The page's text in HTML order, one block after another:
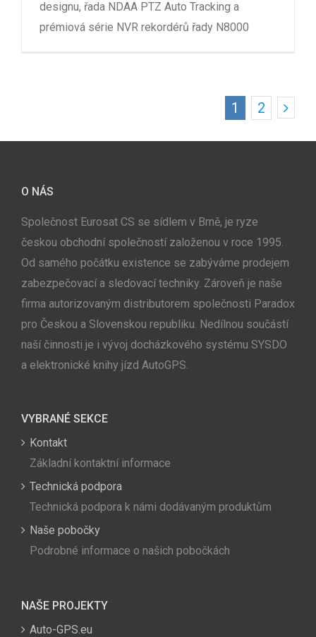
designu, řada NDAA PTZ Auto Tracking a
prémiová série NVR rekordérů řady N8000
1 2
O NÁS
Společnost Eurosat CS se sídlem v Brně, je ryze
českou obchodní společností založenou v roce 1995.
Od samého počátku existence se zabýváme prodejem
zabezpečovací a sledovací techniky. Zároveň je naše
firma autorizovaným distributorem společnosti Paradox
pro Českou a Slovenskou republiku. Nedílnou součástí
naší činnosti je i vývoj docházkového systému SYSDO
a elektronické knihy jízd AutoGPS.
VYBRANÉ SEKCE
Kontakt
Základní kontaktní informace
Technická podpora
Technická podpora k námi dodávaným produktům
Naše pobočky
Podrobné informace o našich pobočkách
NAŠE PROJEKTY
Auto-GPS.eu